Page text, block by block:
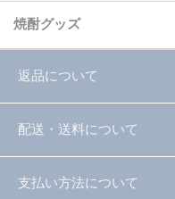
焼酎グッズ
返品について
配送・送料について
支払い方法について